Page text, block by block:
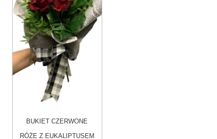
BUKIET CZERWONE
RÓŻE Z EUKALIPTUSEM
można
wybrać
stronie
produktu